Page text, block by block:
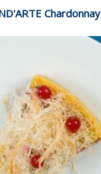
Chardonnay